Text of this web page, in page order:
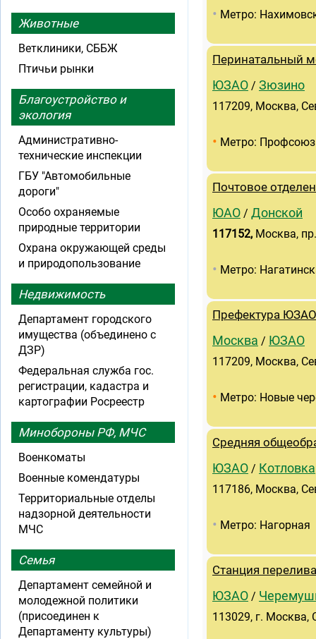
• Метро:
Перинатальный
ЮЗАО / Зюзино
117209, Москва,
• Метро:
Почтовое
ЮАО / Донской
117152, Москва,
• Метро:
Префектура ЮЗАО
Москва / ЮЗАО
117209, Москва,
• Метро: Новые
Средняя
ЮЗАО / Котловка
117186, Москва,
• Метро: Нагорная
Станция
ЮЗАО /
113029, г. Москва,
Животные
Ветклиники, СББЖ
Птичьи рынки
Благоустройство и
экология
Административно-
технические инспекции
ГБУ "Автомобильные
дороги"
Особо охраняемые
природные территории
Охрана окружающей среды
и природопользование
Недвижимость
Департамент городского
имущества (объединено с
ДЗР)
Федеральная служба гос.
регистрации, кадастра и
картографии Росреестр
Минобороны РФ, МЧС
Военкоматы
Военные комендатуры
Территориальные отделы
надзорной деятельности
МЧС
Семья
Департамент семейной и
молодежной политики
(присоединен к
Департаменту культуры)